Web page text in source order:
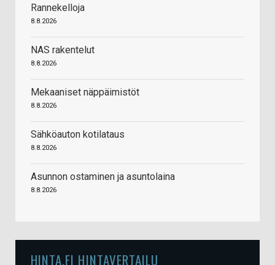
Rannekelloja
8.8.2026
NAS rakentelut
8.8.2026
Mekaaniset näppäimistöt
8.8.2026
Sähköauton kotilataus
8.8.2026
Asunnon ostaminen ja asuntolaina
8.8.2026
HINTA.FI HINTAVERTAILU